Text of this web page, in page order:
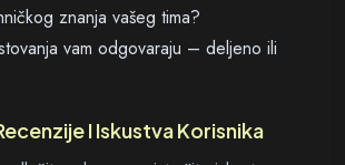
znanja vašeg tima?
vam odgovaraju – deljeno ili
I Iskustva Korisnika